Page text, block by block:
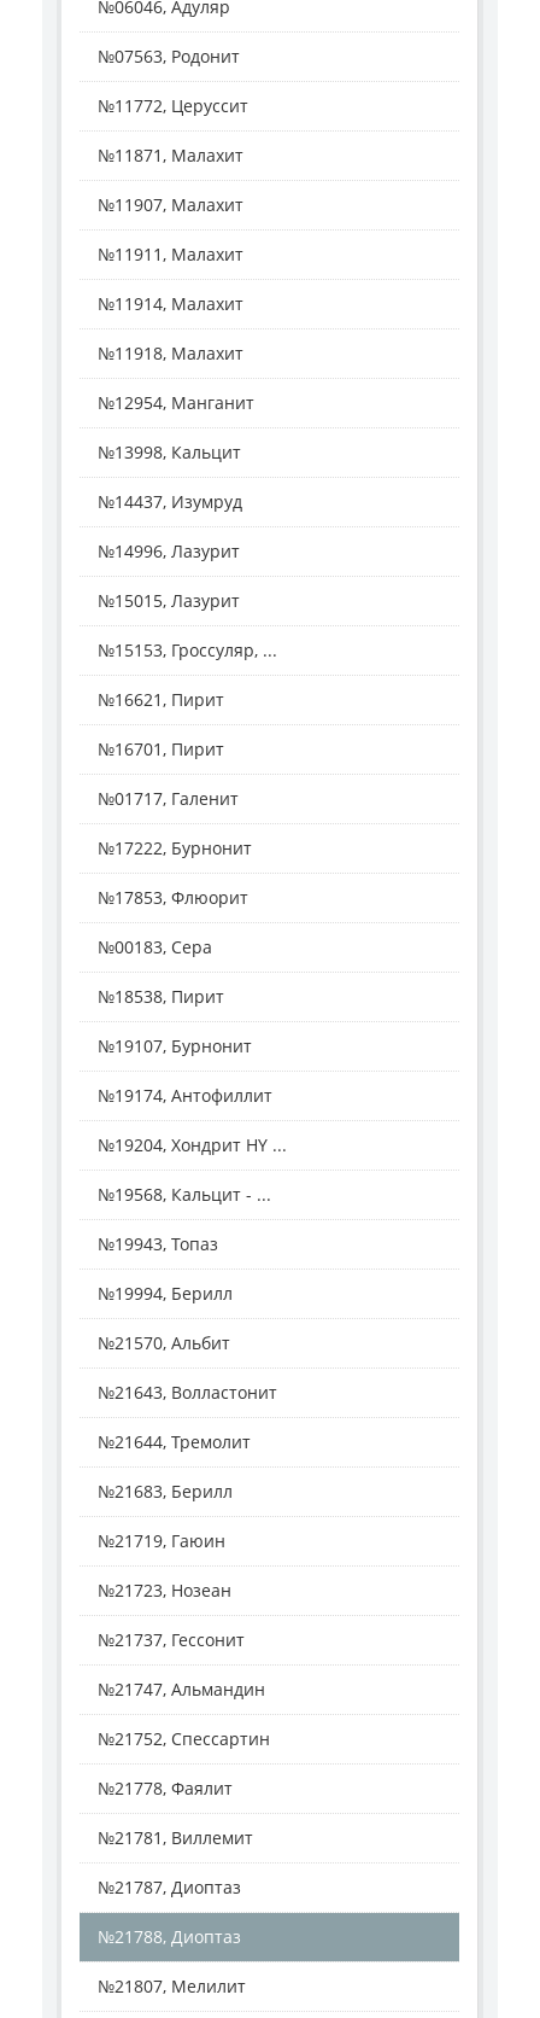
№06046, Адуляр
№07563, Родонит
№11772, Церуссит
№11871, Малахит
№11907, Малахит
№11911, Малахит
№11914, Малахит
№11918, Малахит
№12954, Манганит
№13998, Кальцит
№14437, Изумруд
№14996, Лазурит
№15015, Лазурит
№15153, Гроссуляр, ...
№16621, Пирит
№16701, Пирит
№01717, Галенит
№17222, Бурнонит
№17853, Флюорит
№00183, Сера
№18538, Пирит
№19107, Бурнонит
№19174, Антофиллит
№19204, Хондрит HY ...
№19568, Кальцит - ...
№19943, Топаз
№19994, Берилл
№21570, Альбит
№21643, Волластонит
№21644, Тремолит
№21683, Берилл
№21719, Гаюин
№21723, Нозеан
№21737, Гессонит
№21747, Альмандин
№21752, Спессартин
№21778, Фаялит
№21781, Виллемит
№21787, Диоптаз
№21788, Диоптаз
№21807, Мелилит